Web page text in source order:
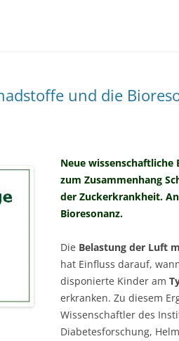
und die
Neue wissenschaftliche
zum Zusammenhang
der Zuckerkrankheit.
Bioresonanz.
Die Belastung der Luft
hat Einfluss darauf,
disponierte Kinder am
erkranken. Zu diesem
Wissenschaftler des
Diabetesforschung,